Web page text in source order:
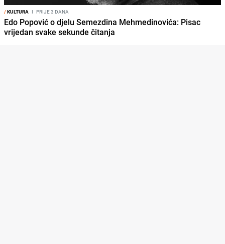
/KULTURA I PRIJE 3 DANA
Edo Popović o djelu Semezdina Mehmedinovića: Pisac
vrijedan svake sekunde čitanja